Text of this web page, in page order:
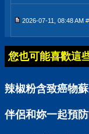
2026-07-11, 08:48 AM #
您也可能喜歡這
辣椒粉含致癌物
伴侶和妳一起預